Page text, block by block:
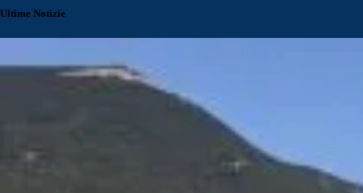
Ultime Notizie